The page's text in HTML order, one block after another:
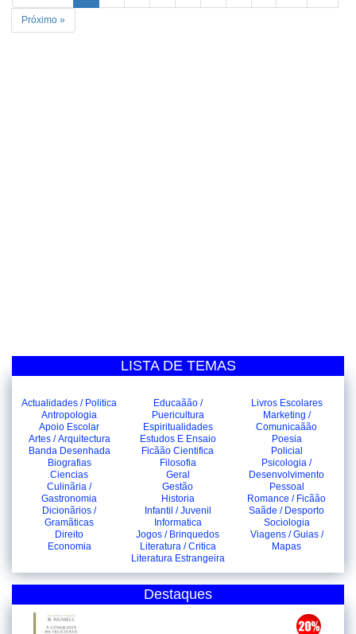
Próximo »
LISTA DE TEMAS
Actualidades / Politica
Antropologia
Apoio Escolar
Artes / Arquitectura
Banda Desenhada
Biografias
Ciencias
Culinãria /
Gastronomia
Dicionãrios /
Gramãticas
Direito
Economia
Educaãão /
Puericultura
Espiritualidades
Estudos E Ensaio
Ficãão Cientifica
Filosofia
Geral
Gestão
Historia
Infantil / Juvenil
Informatica
Jogos / Brinquedos
Literatura / Critica
Literatura Estrangeira
Livros Escolares
Marketing /
Comunicaãão
Poesia
Policial
Psicologia /
Desenvolvimento
Pessoal
Romance / Ficãão
Saãde / Desporto
Sociologia
Viagens / Guias /
Mapas
Destaques